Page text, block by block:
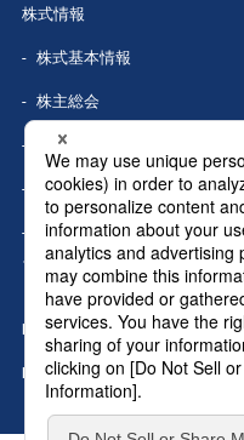
株式情報
株式基本情報
株主総会
株式事務手続き
配当情報
株価情報（Yahoo!ファイナン
ス）
IRカレンダー
MRIグランドトップへ